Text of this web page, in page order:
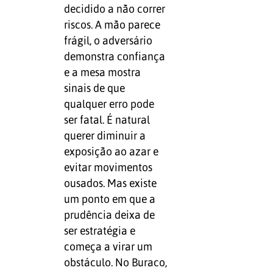
decidido a não correr
riscos. A mão parece
frágil, o adversário
demonstra confiança
e a mesa mostra
sinais de que
qualquer erro pode
ser fatal. É natural
querer diminuir a
exposição ao azar e
evitar movimentos
ousados. Mas existe
um ponto em que a
prudência deixa de
ser estratégia e
começa a virar um
obstáculo. No Buraco,